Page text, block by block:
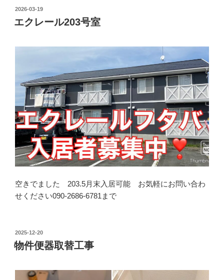
投
日:
2026-03-19
エクレール203号室
空きでました 203.5月末入居可能 お気軽にお問い合わ
せください090-2686-6781まで
投
稿
日:
2025-12-20
物件便器取替工事